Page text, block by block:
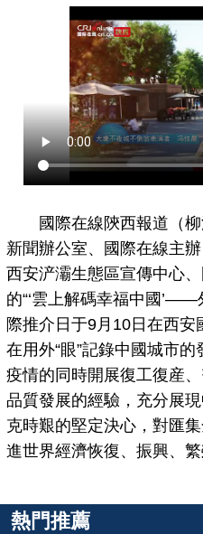
國際在線陝西報道（柳
新聞辦公室、國際在線主
西安浐灞生態區宣傳中心
的“‘雲上解碼幸福中國’——
際推介日于9月10日在西
在用外“眼”記錄中國城市
疫情的同時開展復工復産
品質發展的經驗，充分展
克時艱的堅定決心，對匯
進世界經濟恢復、振興、繁
熱門推薦